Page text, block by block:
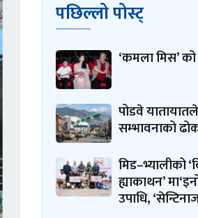
पछिल्लो पोस्ट्
‘कमला मिस’ को
पोडवे
सम्भावनाको
मिड–भ्यालीको
ह्याकाथन’
उपाधि,